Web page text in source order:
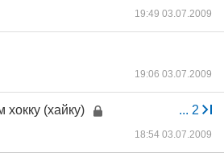
19:49 03.07.2009
19:06 03.07.2009
... 2
(хайку)
18:54 03.07.2009